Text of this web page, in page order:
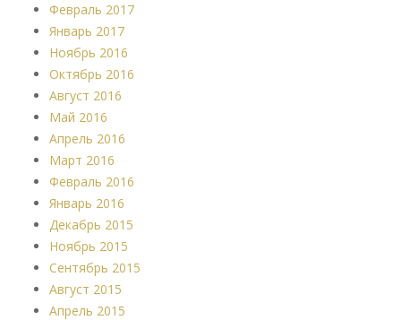
Февраль 2017
Январь 2017
Ноябрь 2016
Октябрь 2016
Август 2016
Май 2016
Апрель 2016
Март 2016
Февраль 2016
Январь 2016
Декабрь 2015
Ноябрь 2015
Сентябрь 2015
Август 2015
Апрель 2015